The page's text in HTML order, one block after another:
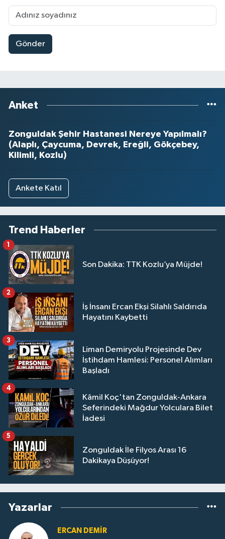
Gönder
Anket
Zonguldak Şehir Hastanesi Nereye Yapılmalı?
(Alaplı, Çaycuma, Devrek, Ereğli, Gökçebey,
Kilimli, Kozlu)
Ankete Katıl
Trend Haberler
Son Dakika: TTK Kozlu’ya Müjde!
1
İş İnsanı Ercan Ekşi Silahlı Saldırıda
Hayatını Kaybetti
2
Liman Demiryolu Projesinde Dev
İstihdam Hamlesi: Personel Alımları
Başladı
3
Kâmil Koç'tan Zonguldak-Ankara
Seferindeki Mağdur Yolculara Bilet
İadesi
4
Zonguldak İle Filyos Arası 16
Dakikaya Düşüyor!
5
Yazarlar
ERCAN DEMIR